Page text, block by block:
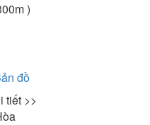
)
đồ
tiết >>